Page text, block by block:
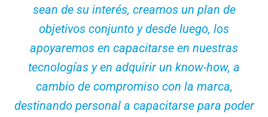
sean de su interés, creamos un plan de
objetivos conjunto y desde luego, los
apoyaremos en capacitarse en nuestras
tecnologías y en adquirir un know-how, a
cambio de compromiso con la marca,
destinando personal a capacitarse para poder